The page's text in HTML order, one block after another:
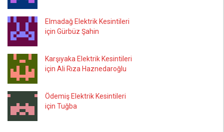
Elmadağ Elektrik Kesintileri
için Gürbüz Şahin
Karşıyaka Elektrik Kesintileri
için Ali Rıza Haznedaroğlu
Ödemiş Elektrik Kesintileri
için Tuğba